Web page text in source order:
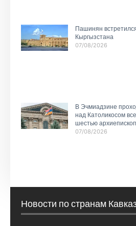
Пашинян
Кыргызстана
07/08/2026
В Эчмиадзине
над Католикосом
шестью
07/08/2026
Новости по странам